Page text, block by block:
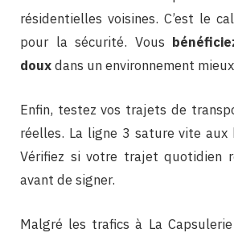
résidentielles voisines. C’est le
pour la sécurité. Vous
douxdans un environnement
Enfin, testez vos trajets de
réelles. La ligne 3 sature vite aux
Vérifiez si votre trajet quotidien
avant de signer.
Malgré les trafics à La